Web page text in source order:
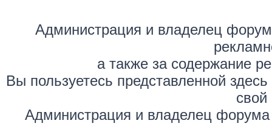
Администрация и владелец
а также за содержание
Вы пользуетесь представленной
свой
Администрация и владелец форума